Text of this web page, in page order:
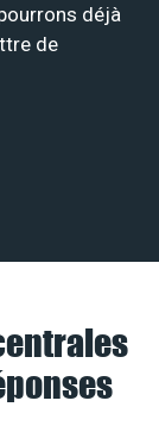
déjà
de